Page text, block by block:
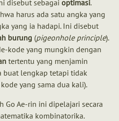
disebut sebagai optimasi.
harus ada satu angka yang
yang ia hadapi. Ini disebut
burung (pigeonhole principle).
kode yang mungkin dengan
tertentu yang menjamin
buat lengkap tetapi tidak
yang sama dua kali).
Ae-rin ini dipelajari secara
kombinatorika.